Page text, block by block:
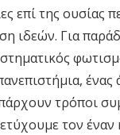
επί της ουσίας
ιδεών. Για
ένας
τρόποι
τον έναν